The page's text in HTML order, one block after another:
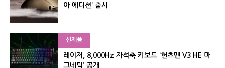
아 에디션’ 출시
신제품
레이저, 8,000Hz 자석축 키보드 ‘헌츠맨 V3 HE 마
그네틱’ 공개